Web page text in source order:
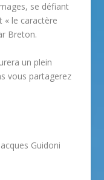
se défiant
« le caractère
Breton.
un plein
vous partagerez
Guidoni